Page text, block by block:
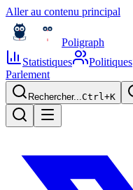
Aller au contenu principal
Poligraph
Statistiques
Politiques
Parlement
Rechercher...Ctrl+K